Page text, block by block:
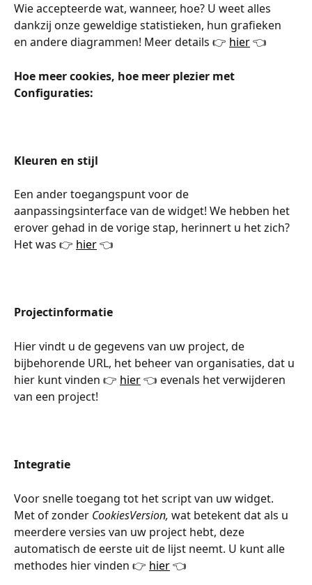
Wie accepteerde wat, wanneer, hoe? U weet alles
dankzij onze geweldige statistieken, hun grafieken
en andere diagrammen! Meer details 👉 hier 👈
Hoe meer cookies, hoe meer plezier met
Configuraties:
Kleuren en stijl
Een ander toegangspunt voor de
aanpassingsinterface van de widget! We hebben het
erover gehad in de vorige stap, herinnert u het zich?
Het was 👉 hier 👈
Projectinformatie
Hier vindt u de gegevens van uw project, de
bijbehorende URL, het beheer van organisaties, dat u
hier kunt vinden 👉 hier 👈 evenals het verwijderen
van een project!
Integratie
Voor snelle toegang tot het script van uw widget.
Met of zonder CookiesVersion, wat betekent dat als u
meerdere versies van uw project hebt, deze
automatisch de eerste uit de lijst neemt. U kunt alle
methodes hier vinden 👉 hier 👈